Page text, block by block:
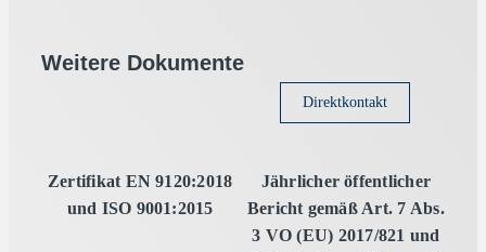
Direktkontakt
Weitere Dokumente
Zertifikat EN 9120:2018
und ISO 9001:2015
Jährlicher öffentlicher
Bericht gemäß Art. 7 Abs.
3 VO (EU) 2017/821 und